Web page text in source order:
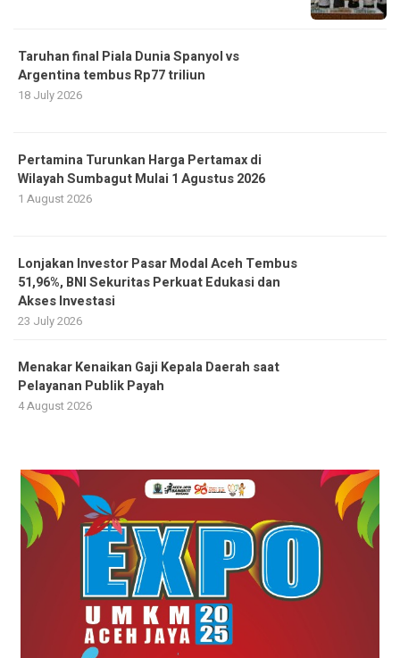
Taruhan final Piala Dunia Spanyol vs
Argentina tembus Rp77 triliun
18 July 2026
Pertamina Turunkan Harga Pertamax di
Wilayah Sumbagut Mulai 1 Agustus 2026
1 August 2026
Lonjakan Investor Pasar Modal Aceh Tembus
51,96%, BNI Sekuritas Perkuat Edukasi dan
Akses Investasi
23 July 2026
Menakar Kenaikan Gaji Kepala Daerah saat
Pelayanan Publik Payah
4 August 2026